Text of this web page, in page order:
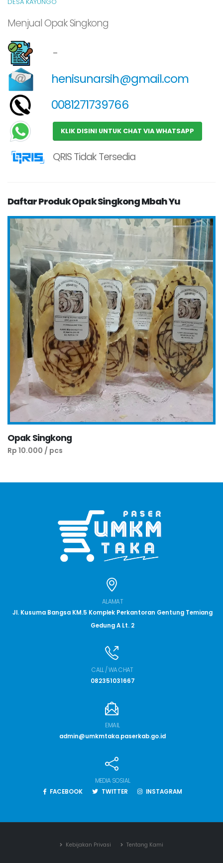
Menjual Opak Singkong
-
henisunarsih@gmail.com
0081271739766
KLIK DISINI UNTUK CHAT VIA WHATSAPP
QRIS Tidak Tersedia
Daftar Produk Opak Singkong Mbah Yu
Opak Singkong
Rp 10.000 / pcs
ALAMAT
Jl. Kusuma Bangsa KM.5 Komplek Perkantoran Gentung Temiang
Gedung A Lt. 2
CALL / WA CHAT
082351031667
EMAIL
admin@umkmtaka.paserkab.go.id
MEDIA SOSIAL
FACEBOOK
TWITTER INSTAGRAM
Kebijakan Privasi Tentang Kami